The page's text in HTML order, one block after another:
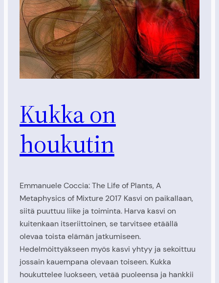
Kukka on
houkutin
Emmanuele Coccia: The Life of Plants, A
Metaphysics of Mixture 2017 Kasvi on paikallaan,
siitä puuttuu liike ja toiminta. Harva kasvi on
kuitenkaan itseriittoinen, se tarvitsee etäällä
olevaa toista elämän jatkumiseen.
Hedelmöittyäkseen myös kasvi yhtyy ja sekoittuu
jossain kauempana olevaan toiseen. Kukka
houkuttelee luokseen, vetää puoleensa ja hankkii